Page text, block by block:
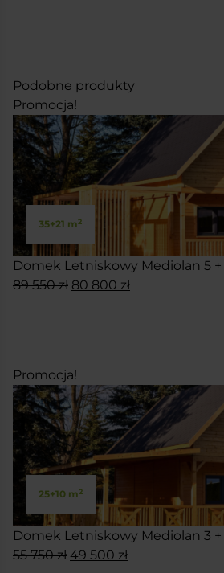
Podobne produkty
Promocja!
35+21 m2
Domek Letniskowy Mediolan 5 +
89 550zł Pierwotna
80 800 złAktualna
Promocja!
25+10 m2
Domek Letniskowy Mediolan 3 +
55 750zł Pierwotna
49 500 złAktualna